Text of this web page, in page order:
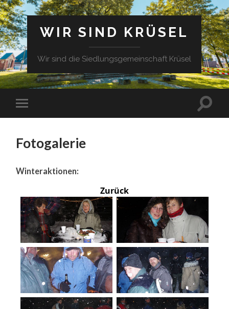
WIR SIND KRÜSEL
Wir sind die Siedlungsgemeinschaft Krüsel
Fotogalerie
Winteraktionen:
Zurück